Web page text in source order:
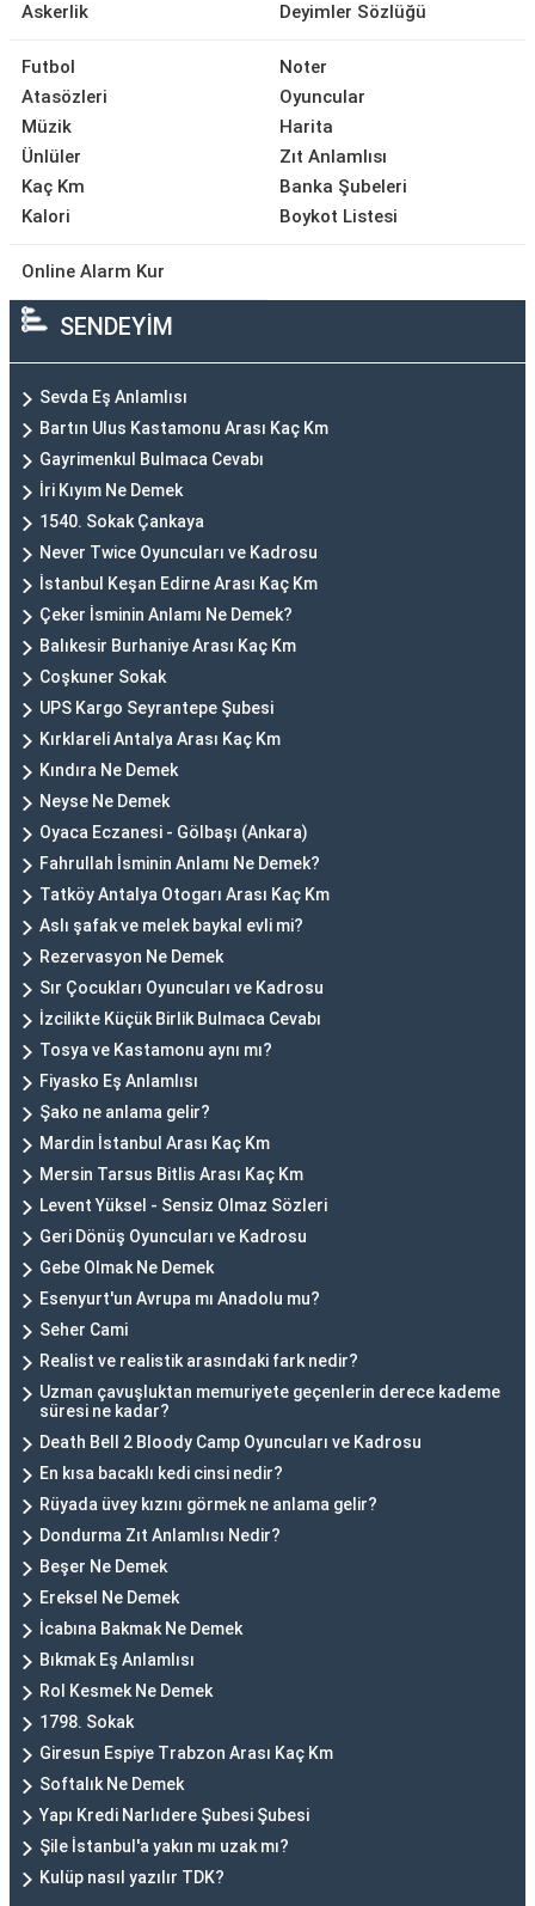
Askerlik
Deyimler Sözlüğü
Futbol
Atasözleri
Müzik
Ünlüler
Kaç Km
Kalori
Noter
Oyuncular
Harita
Zıt Anlamlısı
Banka Şubeleri
Boykot Listesi
Online Alarm Kur
SENDEYİM
Sevda Eş Anlamlısı
Bartın Ulus Kastamonu Arası Kaç Km
Gayrimenkul Bulmaca Cevabı
İri Kıyım Ne Demek
1540. Sokak Çankaya
Never Twice Oyuncuları ve Kadrosu
İstanbul Keşan Edirne Arası Kaç Km
Çeker İsminin Anlamı Ne Demek?
Balıkesir Burhaniye Arası Kaç Km
Coşkuner Sokak
UPS Kargo Seyrantepe Şubesi
Kırklareli Antalya Arası Kaç Km
Kındıra Ne Demek
Neyse Ne Demek
Oyaca Eczanesi - Gölbaşı (Ankara)
Fahrullah İsminin Anlamı Ne Demek?
Tatköy Antalya Otogarı Arası Kaç Km
Aslı şafak ve melek baykal evli mi?
Rezervasyon Ne Demek
Sır Çocukları Oyuncuları ve Kadrosu
İzcilikte Küçük Birlik Bulmaca Cevabı
Tosya ve Kastamonu aynı mı?
Fiyasko Eş Anlamlısı
Şako ne anlama gelir?
Mardin İstanbul Arası Kaç Km
Mersin Tarsus Bitlis Arası Kaç Km
Levent Yüksel - Sensiz Olmaz Sözleri
Geri Dönüş Oyuncuları ve Kadrosu
Gebe Olmak Ne Demek
Esenyurt'un Avrupa mı Anadolu mu?
Seher Cami
Realist ve realistik arasındaki fark nedir?
Uzman çavuşluktan memuriyete geçenlerin derece kademe
süresi ne kadar?
Death Bell 2 Bloody Camp Oyuncuları ve Kadrosu
En kısa bacaklı kedi cinsi nedir?
Rüyada üvey kızını görmek ne anlama gelir?
Dondurma Zıt Anlamlısı Nedir?
Beşer Ne Demek
Ereksel Ne Demek
İcabına Bakmak Ne Demek
Bıkmak Eş Anlamlısı
Rol Kesmek Ne Demek
1798. Sokak
Giresun Espiye Trabzon Arası Kaç Km
Softalık Ne Demek
Yapı Kredi Narlıdere Şubesi Şubesi
Şile İstanbul'a yakın mı uzak mı?
Kulüp nasıl yazılır TDK?